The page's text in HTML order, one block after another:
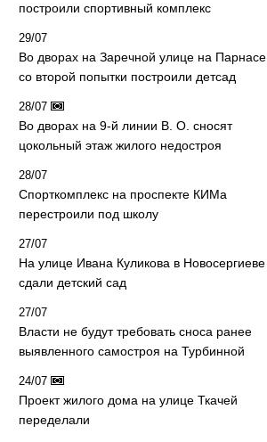
построили спортивный комплекс
29/07
Во дворах на Заречной улице на Парнасе
со второй попытки построили детсад
28/07
Во дворах на 9-й линии В. О. сносят
цокольный этаж жилого недостроя
28/07
Спорткомплекс на проспекте КИМа
перестроили под школу
27/07
На улице Ивана Куликова в Новосергиеве
сдали детский сад
27/07
Власти не будут требовать сноса ранее
выявленного самостроя на Турбинной
24/07
Проект жилого дома на улице Ткачей
переделали